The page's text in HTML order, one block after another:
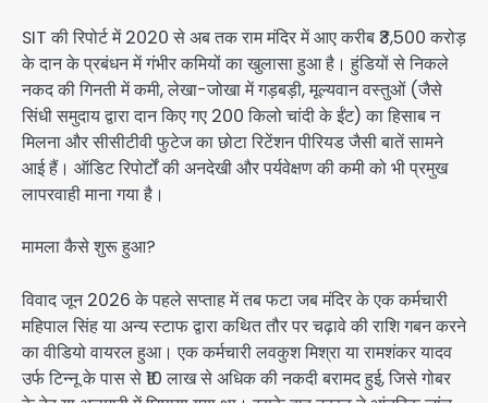
SIT की रिपोर्ट में 2020 से अब तक राम मंदिर में आए करीब ₹3,500 करोड़
के दान के प्रबंधन में गंभीर कमियों का खुलासा हुआ है। हुंडियों से निकले
नकद की गिनती में कमी, लेखा-जोखा में गड़बड़ी, मूल्यवान वस्तुओं (जैसे
सिंधी समुदाय द्वारा दान किए गए 200 किलो चांदी के ईंट) का हिसाब न
मिलना और सीसीटीवी फुटेज का छोटा रिटेंशन पीरियड जैसी बातें सामने
आई हैं। ऑडिट रिपोर्टों की अनदेखी और पर्यवेक्षण की कमी को भी प्रमुख
लापरवाही माना गया है।
मामला कैसे शुरू हुआ?
विवाद जून 2026 के पहले सप्ताह में तब फटा जब मंदिर के एक कर्मचारी
महिपाल सिंह या अन्य स्टाफ द्वारा कथित तौर पर चढ़ावे की राशि गबन करने
का वीडियो वायरल हुआ। एक कर्मचारी लवकुश मिश्रा या रामशंकर यादव
उर्फ टिन्नू के पास से ₹10 लाख से अधिक की नकदी बरामद हुई, जिसे गोबर